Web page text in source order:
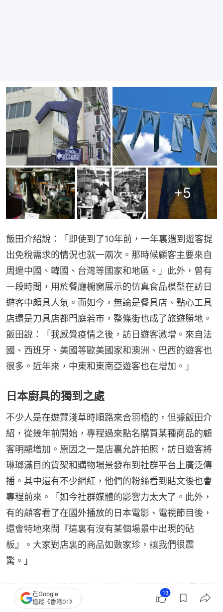
+5
飯田介紹說：「即使到了10年前，一年裏遇到遊客提
出免稅需求的情況也就一兩次。那時候顧客主要來自
周邊中國、韓國、台灣等國家和地區。」此外，曾有
一段時間，用於餐廳櫥窗展示的仿真食品模型在訪日
遊客中頗具人氣。而如今，無論是餐具店、點心工具
店還是刀具店都門庭若市，整條街也成了旅遊勝地。
飯田說：「我感覺疫情之後，訪日遊客激增。來自法
國、西班牙、美國等歐美國家和澳洲、巴西的遊客也
很多。近年來，中東和東南亞遊客也在增加。」
日本廚具的獨到之處
不少人是在遊覽淺草時順路來合羽橋的，但據飯田介
紹，從幾年前開始，專程過來點名購買某種商品的顧
客明顯增加。原因之一是店裏允許拍照，訪日遊客將
琳瑯滿目的貨架和購物場景發布到社群平台上廣泛傳
播。其中還有不少網紅，他們的粉絲看到貼文後也會
專程前來。「如今社群媒體的影響力太大了。此外，
有的顧客看了在國外播放的日本電影、電視節目後，
還會特地來問『這裏有沒有某個場景中出現的砧
板』。大家對店裏的商品如數家珍，讓我們很震
驚。」
擋不住的全球抹茶熱！日本由內需轉向出口與「茶道
旅遊」
在Google
追蹤《香港01》
13